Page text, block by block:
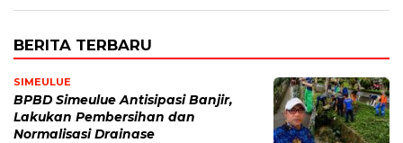
BERITA TERBARU
SIMEULUE
BPBD Simeulue Antisipasi Banjir,
Lakukan Pembersihan dan
Normalisasi Drainase